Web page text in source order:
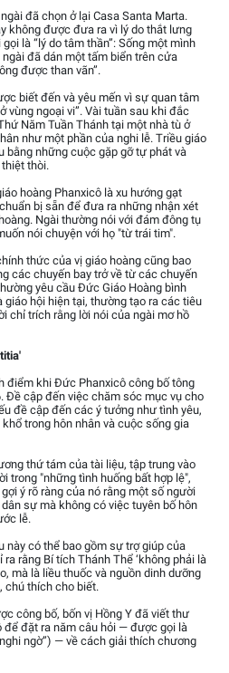
đã chọn ở lại Casa Santa Marta.
không được đưa ra vì lý do thắt lưng
là “lý do tâm thần”: Sống một mình
đã dán một tấm biển trên cửa
được than vãn”.
biết đến và yêu mến vì sự quan tâm
vùng ngoại vi”. Vài tuần sau khi đắc
Năm Tuần Thánh tại một nhà tù ở
như một phần của nghi lễ. Triều giáo
bằng những cuộc gặp gỡ tự phát và
thòi.
hoàng Phanxicô là xu hướng gạt
bị sẵn để đưa ra những nhận xét
Ngài thường nói với đám đông tụ
nói chuyện với họ "từ trái tim".
thức của vị giáo hoàng cũng bao
các chuyến bay trở về từ các chuyến
yêu cầu Đức Giáo Hoàng bình
hội hiện tại, thường tạo ra các tiêu
chỉ trích rằng lời nói của ngài mơ hồ
điểm khi Đức Phanxicô công bố tông
Đề cập đến việc chăm sóc mục vụ cho
đề cập đến các ý tưởng như tình yêu,
trong hôn nhân và cuộc sống gia
thứ tám của tài liệu, tập trung vào
trong "những tình huống bất hợp lệ",
ý rõ ràng của nó rằng một số người
sự mà không có việc tuyên bố hôn
lễ.
này có thể bao gồm sự trợ giúp của
rằng Bí tích Thánh Thể ‘không phải là
mà là liều thuốc và nguồn dinh dưỡng
chú thích cho biết.
công bố, bốn vị Hồng Y đã viết thư
để đặt ra năm câu hỏi — được gọi là
ngờ”) — về cách giải thích chương